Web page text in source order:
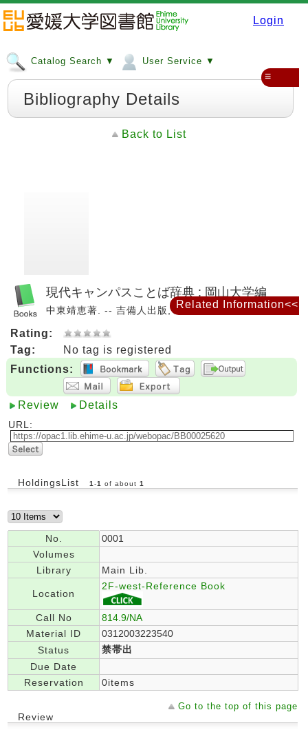
Login
Catalog Search ▼ User Service ▼
≡
Bibliography Details
Back to List
現代キャンパスことば辞典 : 岡山大学編
中東靖恵著. -- 吉備人出版, 2002. <BB00025620>
Rating:
Tag:
No tag is registered
Functions:
Review Details
URL:
HoldingsList 1 -1 of about 1
No.
0001
Volumes
Library
Main Lib.
Location
2F-west-Reference Book
Call No
814.9/NA
Material ID
0312003223540
Status
禁帯出
Due Date
Reservation
0items
Go to the top of this page
Review
Related Information<<